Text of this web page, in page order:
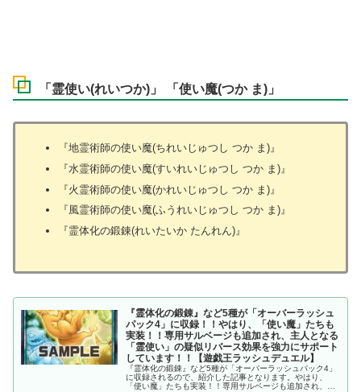
「霊使い(れいつか)」 「使い魔(つか ま)」
『地霊術師の使い魔(ちれいじゅつし つか ま)』
『水霊術師の使い魔(すいれいじゅつし つか ま)』
『火霊術師の使い魔(かれいじゅつし つか ま)』
『風霊術師の使い魔(ふうれいじゅつし つか ま)』
『霊体化の鍛錬(れいたいか たんれん)』
『霊体化の鍛錬』など5種が「オーバーラッシュ
パック4」に収録！！やはり、「使い魔」たちも
実装！！専用サルベージも追加され、主人となる
「霊使い」の疑似リバース効果を強力にサポート
しています！！【遊戯王ラッシュデュエル】
『霊体化の鍛錬』など5種が「オーバーラッシュパック4」
に収録されるので、紹介した記事となります。やはり、
「使い魔」たちも実装！！専用サルベージも追加され、主